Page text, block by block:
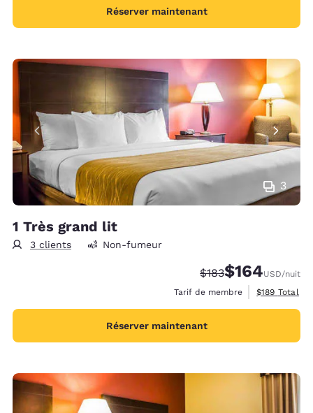
Réserver maintenant
3
1 Très grand lit
3 clients Non-fumeur
Tarif barré :
$183Tarif réduit :
$164USD/nuit
Tarif de membre
Afficher les
$189 Total
Réserver maintenant